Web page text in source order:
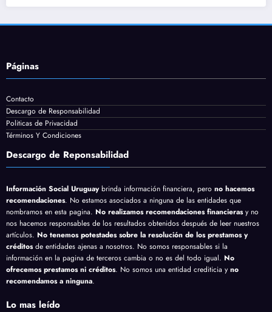
Páginas
Contacto
Descargo de Responsabilidad
Politicas de Privacidad
Términos Y Condiciones
Descargo de Reponsabilidad
Información Social Uruguaybrinda información financiera, pero no hacemos
recomendaciones. No estamos asociados a ninguna de las entidades que
nombramos en esta pagina. No realizamos recomendaciones financierasy no
nos hacemos responsables de los resultados obtenidos después de leer nuestros
artículos. No tenemos potestades sobre la resolución de los prestamos y
créditosde entidades ajenas a nosotros. No somos responsables si la
información en la pagina de terceros cambia o no es del todo igual. No
ofrecemos prestamos ni créditos. No somos una entidad crediticia y no
recomendamos a ninguna.
Lo mas leído